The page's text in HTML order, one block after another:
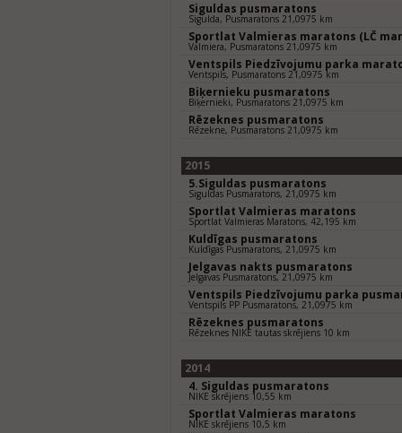
Siguldas pusmaratons
Sigulda, Pusmaratons 21,0975 km
Sportlat Valmieras maratons (LČ
Valmiera, Pusmaratons 21,0975 km
Ventspils Piedzīvojumu parka
Ventspils, Pusmaratons 21,0975 km
Biķernieku pusmaratons
Biķernieki, Pusmaratons 21,0975 km
Rēzeknes pusmaratons
Rēzekne, Pusmaratons 21,0975 km
2015
5.Siguldas pusmaratons
Siguldas Pusmaratons, 21,0975 km
Sportlat Valmieras maratons
Sportlat Valmieras Maratons, 42,195 km
Kuldīgas pusmaratons
Kuldīgas Pusmaratons, 21,0975 km
Jelgavas nakts pusmaratons
Jelgavas Pusmaratons, 21,0975 km
Ventspils Piedzīvojumu parka
Ventspils PP Pusmaratons, 21,0975 km
Rēzeknes pusmaratons
Rēzeknes NIKE tautas skrējiens 10 km
2014
4. Siguldas pusmaratons
NIKE skrējiens 10,55 km
Sportlat Valmieras maratons
NIKE skrējiens 10,5 km